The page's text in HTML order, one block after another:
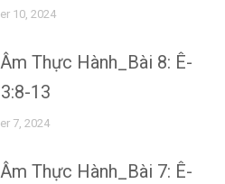
10, 2024
Thực Hành_Bài 8: Ê-
13
7, 2024
Thực Hành_Bài 7: Ê-